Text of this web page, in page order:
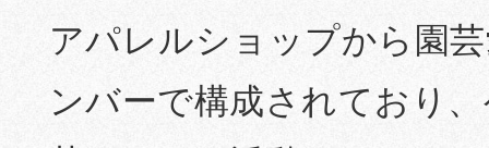
アパレルショップから園
ンバーで構成されており